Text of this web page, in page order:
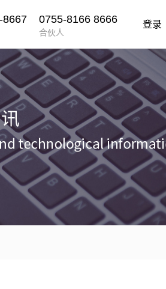
8667 0755-8166 8666
合伙人
登录